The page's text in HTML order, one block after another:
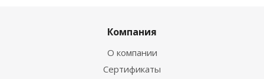
Компания
О компании
Сертификаты